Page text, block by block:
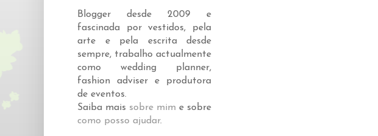
Blogger desde 2009 e
fascinada por vestidos, pela
arte e pela escrita desde
sempre, trabalho actualmente
como wedding planner,
fashion adviser e produtora
de eventos.
Saiba mais sobre mim e sobre
como posso ajudar.